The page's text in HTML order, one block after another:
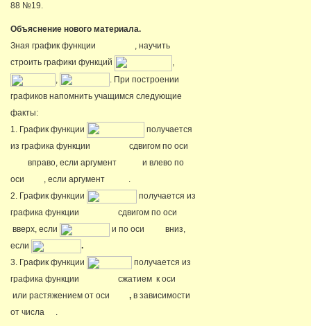
88 №19.
Объяснение нового материала.
Зная график функции
, научить
строить графики функций
,
. При построении
графиков напомнить учащимся следующие
факты:
1. График функции
получается
из графика функции
сдвигом по оси
вправо, если аргумент
и влево по
оси
, если аргумент
.
2. График функции
получается из
графика функции
сдвигом по оси
вверх, если
и по оси
вниз,
если
.
3. График функции
получается из
графика функции
сжатием к оси
или растяжением от оси
, в зависимости
от числа
.